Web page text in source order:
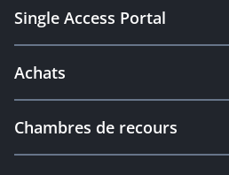
Single Access Portal
Achats
Chambres de recours